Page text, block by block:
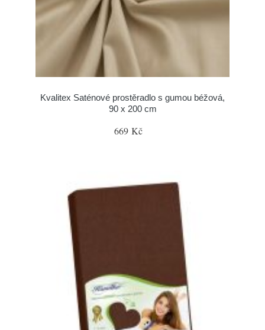
Kvalitex Saténové prostěradlo s gumou béžová,
90 x 200 cm
669 Kč